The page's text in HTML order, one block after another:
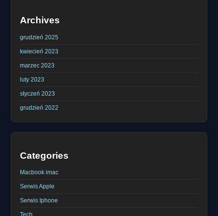
Archives
grudzień 2025
kwiecień 2023
marzec 2023
luty 2023
styczeń 2023
grudzień 2022
Categories
Macbook imac
Serwis Apple
Serwis Iphone
Tech